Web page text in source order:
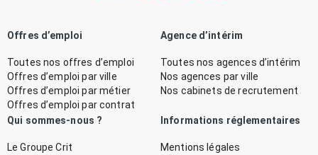
Offres d’emploi
Toutes nos offres d’emploi
Offres d’emploi par ville
Offres d’emploi par métier
Offres d’emploi par contrat
Agence d’intérim
Toutes nos agences d’intérim
Nos agences par ville
Nos cabinets de recrutement
Qui sommes-nous ?
Le Groupe Crit
Informations réglementaires
Mentions légales